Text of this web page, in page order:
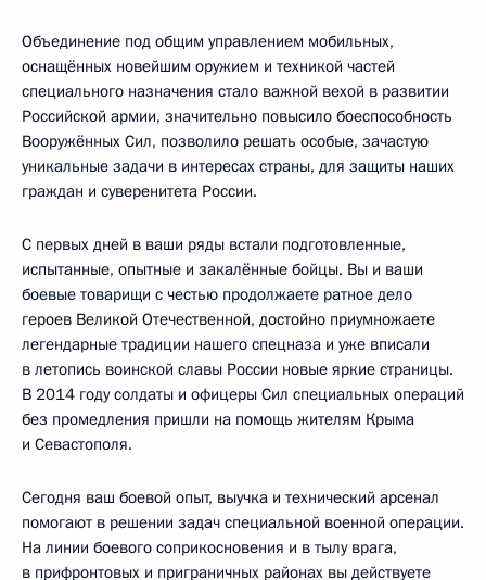
Объединение под общим управлением мобильных,
оснащённых новейшим оружием и техникой частей
специального назначения стало важной вехой в развитии
Российской армии, значительно повысило боеспособность
Вооружённых Сил, позволило решать особые, зачастую
уникальные задачи в интересах страны, для защиты наших
граждан и суверенитета России.
С первых дней в ваши ряды встали подготовленные,
испытанные, опытные и закалённые бойцы. Вы и ваши
боевые товарищи с честью продолжаете ратное дело
героев Великой Отечественной, достойно приумножаете
легендарные традиции нашего спецназа и уже вписали
в летопись воинской славы России новые яркие страницы.
В 2014 году солдаты и офицеры Сил специальных операций
без промедления пришли на помощь жителям Крыма
и Севастополя.
Сегодня ваш боевой опыт, выучка и технический арсенал
помогают в решении задач специальной военной операции.
На линии боевого соприкосновения и в тылу врага,
в прифронтовых и приграничных районах вы действуете